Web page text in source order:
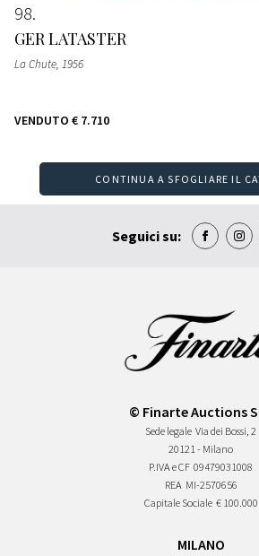
98
GER LATASTER
La Chute, 1956
VENDUTO € 7.710
CONTINUA A SFOGLIARE IL
Seguici su:
© Finarte Auctions
Sede legale Via dei Bossi, 2
20121 - Milano
P.IVA e CF 09479031008
REA MI-2570656
Capitale Sociale € 100.000
MILANO